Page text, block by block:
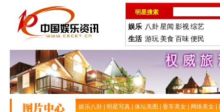
明星搜索
娱乐 八卦星闻 影视综艺
生活 游玩 美食 百味便民
娱乐八卦 明星写真 体坛美图 香车美女 网络美女